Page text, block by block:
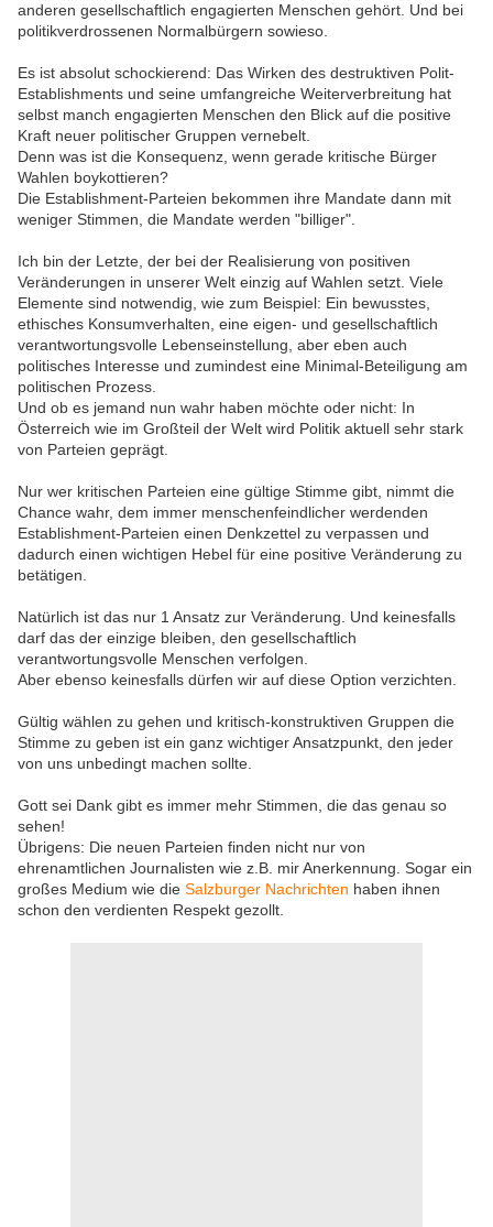
anderen gesellschaftlich engagierten Menschen gehört. Und bei
politikverdrossenen Normalbürgern sowieso.
Es ist absolut schockierend: Das Wirken des destruktiven Polit-
Establishments und seine umfangreiche Weiterverbreitung hat
selbst manch engagierten Menschen den Blick auf die positive
Kraft neuer politischer Gruppen vernebelt.
Denn was ist die Konsequenz, wenn gerade kritische Bürger
Wahlen boykottieren?
Die Establishment-Parteien bekommen ihre Mandate dann mit
weniger Stimmen, die Mandate werden "billiger".
Ich bin der Letzte, der bei der Realisierung von positiven
Veränderungen in unserer Welt einzig auf Wahlen setzt. Viele
Elemente sind notwendig, wie zum Beispiel: Ein bewusstes,
ethisches Konsumverhalten, eine eigen- und gesellschaftlich
verantwortungsvolle Lebenseinstellung, aber eben auch
politisches Interesse und zumindest eine Minimal-Beteiligung am
politischen Prozess.
Und ob es jemand nun wahr haben möchte oder nicht: In
Österreich wie im Großteil der Welt wird Politik aktuell sehr stark
von Parteien geprägt.
Nur wer kritischen Parteien eine gültige Stimme gibt, nimmt die
Chance wahr, dem immer menschenfeindlicher werdenden
Establishment-Parteien einen Denkzettel zu verpassen und
dadurch einen wichtigen Hebel für eine positive Veränderung zu
betätigen.
Natürlich ist das nur 1 Ansatz zur Veränderung. Und keinesfalls
darf das der einzige bleiben, den gesellschaftlich
verantwortungsvolle Menschen verfolgen.
Aber ebenso keinesfalls dürfen wir auf diese Option verzichten.
Gültig wählen zu gehen und kritisch-konstruktiven Gruppen die
Stimme zu geben ist ein ganz wichtiger Ansatzpunkt, den jeder
von uns unbedingt machen sollte.
Gott sei Dank gibt es immer mehr Stimmen, die das genau so
sehen!
Übrigens: Die neuen Parteien finden nicht nur von
ehrenamtlichen Journalisten wie z.B. mir Anerkennung. Sogar ein
großes Medium wie die Salzburger Nachrichten haben ihnen
schon den verdienten Respekt gezollt.